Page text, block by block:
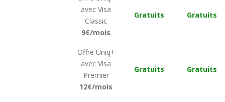
avec Visa
Classic
9€/mois
Gratuits Gratuits
Offre Uniq+
avec Visa
Premier
12€/mois
Gratuits Gratuits